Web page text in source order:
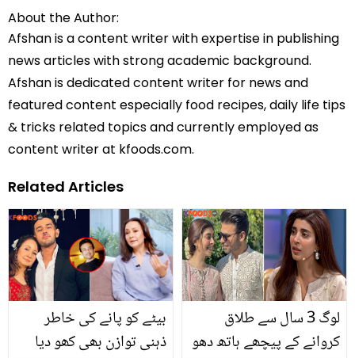
About the Author:
Afshan is a content writer with expertise in publishing
news articles with strong academic background.
Afshan is dedicated content writer for news and
featured content especially food recipes, daily life tips
& tricks related topics and currently employed as
content writer at kfoods.com.
Related Articles
بیٹے کو پانے کی خاطر
ذہنی توازن بھی کھو دیا
لوگ 3 سال سے طلاق
کروانے کے پیچھے ہاتھ دھو